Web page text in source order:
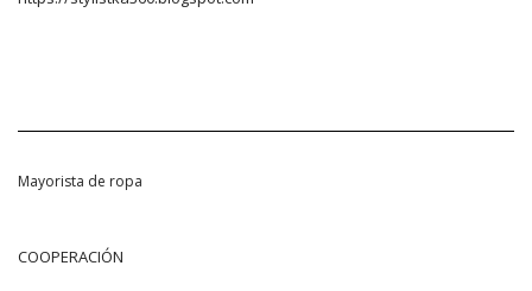
Mayorista de ropa
COOPERACIÓN